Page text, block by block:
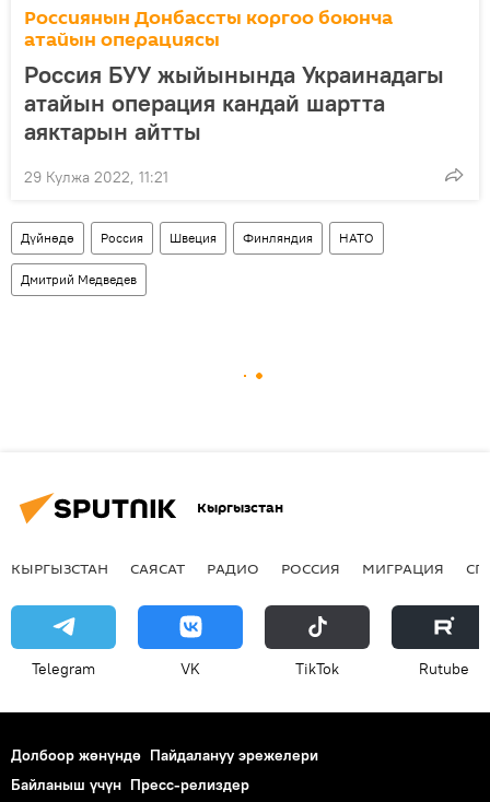
Россиянын Донбассты коргоо боюнча
атайын операциясы
Россия БУУ жыйынында Украинадагы
атайын операция кандай шартта
аяктарын айтты
29 Кулжа 2022, 11:21
Дүйнөдө Россия Швеция Финляндия НАТО
Дмитрий Медведев
Кыргызстан
КЫРГЫЗСТАН САЯСАТ РАДИО РОССИЯ МИГРАЦИЯ
Telegram VK ТikТоk Rutube
Долбоор жөнүндө Пайдалануу эрежелери
Байланыш үчүн Пресс-релиздер